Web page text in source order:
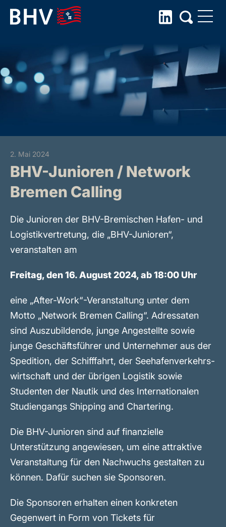
the
content
2. Mai 2024
BHV-Junioren / Network
Bremen Calling
Die Junioren der BHV-Bremischen Hafen- und
Logistikvertretung, die „BHV-Junioren“,
veranstalten am
Freitag, den 16. August 2024, ab 18:00 Uhr
eine „After-Work“-Veranstaltung unter dem
Motto „Network Bremen Calling“. Adressaten
sind Auszubildende, junge Angestellte sowie
junge Geschäftsführer und Unternehmer aus der
Spedition, der Schifffahrt, der Seehafenverkehrs-
wirtschaft und der übrigen Logistik sowie
Studenten der Nautik und des Internationalen
Studiengangs Shipping and Chartering.
Die BHV-Junioren sind auf finanzielle
Unterstützung angewiesen, um eine attraktive
Veranstaltung für den Nachwuchs gestalten zu
können. Dafür suchen sie Sponsoren.
Die Sponsoren erhalten einen konkreten
Gegenwert in Form von Tickets für